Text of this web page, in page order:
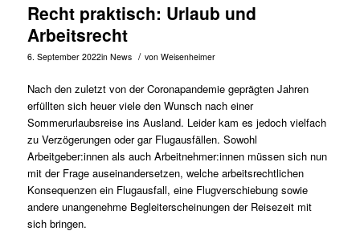
Recht praktisch: Urlaub und
Arbeitsrecht
6. September 2022in News / von Weisenheimer
Nach den zuletzt von der Coronapandemie geprägten Jahren
erfüllten sich heuer viele den Wunsch nach einer
Sommerurlaubsreise ins Ausland. Leider kam es jedoch vielfach
zu Verzögerungen oder gar Flugausfällen. Sowohl
Arbeitgeber:innen als auch Arbeitnehmer:innen müssen sich nun
mit der Frage auseinandersetzen, welche arbeitsrechtlichen
Konsequenzen ein Flugausfall, eine Flugverschiebung sowie
andere unangenehme Begleiterscheinungen der Reisezeit mit
sich bringen.